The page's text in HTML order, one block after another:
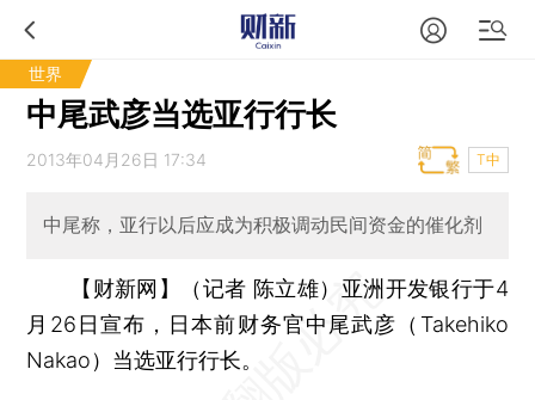
世界
中尾武彦当选亚行行长
2013年04月26日 17:34 T中
中尾称，亚行以后应成为积极调动民间资金的催化剂
【财新网】（记者 陈立雄） 亚洲开发银行于4
月26日宣布，日本前财务官中尾武彦（Takehiko
Nakao）当选亚行行长。